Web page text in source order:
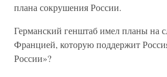
плана сокрушения России.
Германский генштаб имел планы на
Францией, которую поддержит
России»?